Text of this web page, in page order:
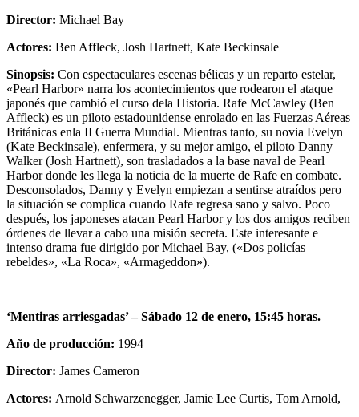
Director: Michael Bay
Actores: Ben Affleck, Josh Hartnett, Kate Beckinsale
Sinopsis: Con espectaculares escenas bélicas y un reparto estelar,
«Pearl Harbor» narra los acontecimientos que rodearon el ataque
japonés que cambió el curso dela Historia. Rafe McCawley (Ben
Affleck) es un piloto estadounidense enrolado en las Fuerzas Aéreas
Británicas enla II Guerra Mundial. Mientras tanto, su novia Evelyn
(Kate Beckinsale), enfermera, y su mejor amigo, el piloto Danny
Walker (Josh Hartnett), son trasladados a la base naval de Pearl
Harbor donde les llega la noticia de la muerte de Rafe en combate.
Desconsolados, Danny y Evelyn empiezan a sentirse atraídos pero
la situación se complica cuando Rafe regresa sano y salvo. Poco
después, los japoneses atacan Pearl Harbor y los dos amigos reciben
órdenes de llevar a cabo una misión secreta. Este interesante e
intenso drama fue dirigido por Michael Bay, («Dos policías
rebeldes», «La Roca», «Armageddon»).
‘Mentiras arriesgadas’ –Sábado 12 de enero, 15:45 horas.
Año de producción: 1994
Director: James Cameron
Actores: Arnold Schwarzenegger, Jamie Lee Curtis, Tom Arnold,